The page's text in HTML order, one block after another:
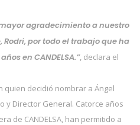
agradecimiento a nuestro
por todo el trabajo que ha
en CANDELSA.”, declara el
quien decidió nombrar a Ángel
y Director General. Catorce años
de CANDELSA, han permitido a